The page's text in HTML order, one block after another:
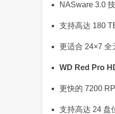
NASware 3.0
支持高达 180
更适合 24×7 全
WD Red Pro
更快的 7200
支持高达 24 盘